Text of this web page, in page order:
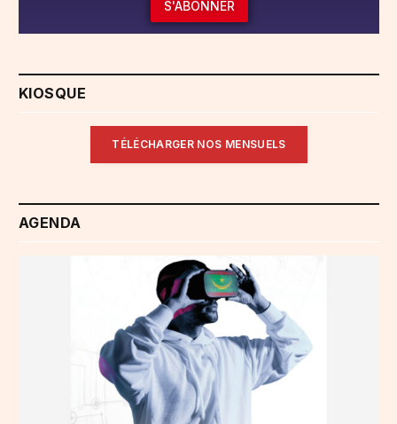
S'ABONNER
KIOSQUE
TÉLÉCHARGER NOS MENSUELS
AGENDA